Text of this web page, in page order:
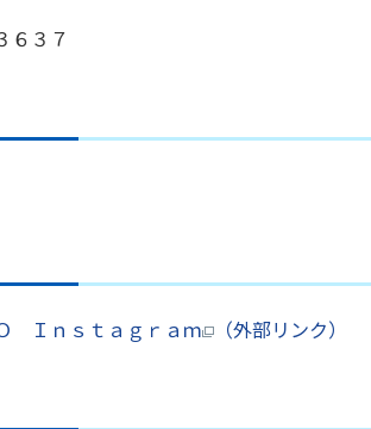
６３７
Ｉｎｓｔａｇｒａｍ （外部リンク）